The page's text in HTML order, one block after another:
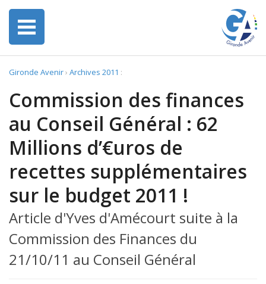
Gironde Avenir› Archives 2011 :
Commission des finances
au Conseil Général : 62
Millions d’€uros de
recettes supplémentaires
sur le budget 2011 !
Article d'Yves d'Amécourt suite à la
Commission des Finances du
21/10/11 au Conseil Général